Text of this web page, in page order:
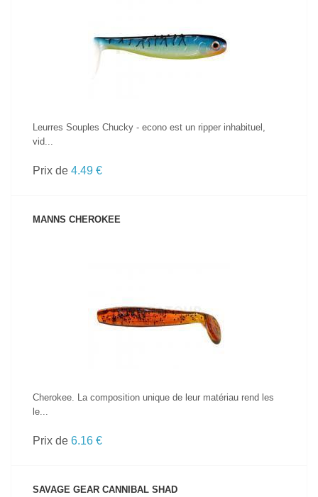
Leurres Souples Chucky - econo est un ripper inhabituel,
vid...
Prix de 4.49 €
MANNS CHEROKEE
Cherokee. La composition unique de leur matériau rend les
le...
Prix de 6.16 €
SAVAGE GEAR CANNIBAL SHAD